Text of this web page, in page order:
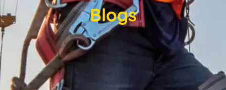
Blogs